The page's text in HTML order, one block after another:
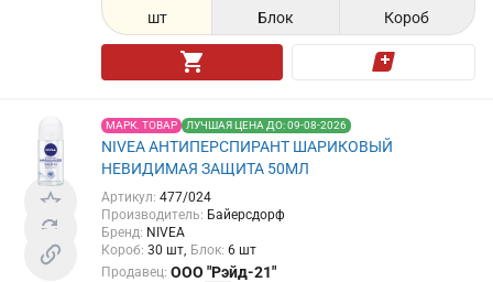
шт Блок Короб
МАРК. ТОВАР ЛУЧШАЯ ЦЕНА ДО: 09-08-2026
NIVEA АНТИПЕРСПИРАНТ ШАРИКОВЫЙ
НЕВИДИМАЯ ЗАЩИТА 50МЛ
Артикул: 477/024
Производитель: Байерсдорф
Бренд: NIVEA
Короб: 30 шт Блок: 6 шт
Продавец: ООО "Рэйд-21"